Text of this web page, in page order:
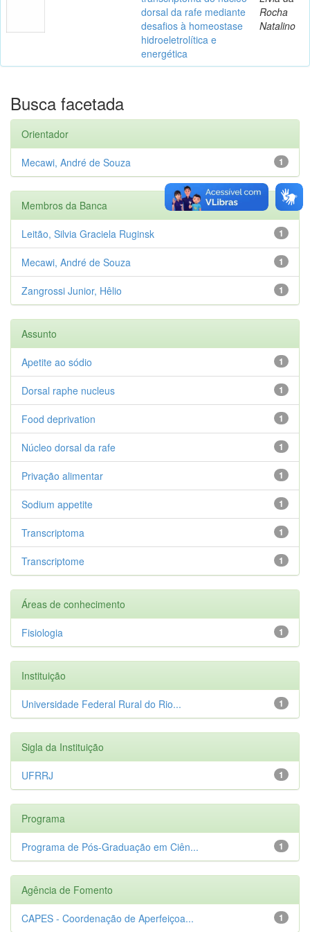
dorsal da rafe mediante
desafios à homeostase
hidroeletrolítica e
energética
Rocha
Natalino
Busca facetada
Orientador
1
Mecawi, André de Souza
Membros da Banca
1
Leitão, Silvia Graciela Ruginsk
1
Mecawi, André de Souza
1
Zangrossi Junior, Hêlio
Assunto
1
Apetite ao sódio
1
Dorsal raphe nucleus
1
Food deprivation
1
Núcleo dorsal da rafe
1
Privação alimentar
1
Sodium appetite
1
Transcriptoma
1
Transcriptome
Áreas de conhecimento
1
Fisiologia
Instituição
1
Universidade Federal Rural do Rio...
Sigla da Instituição
1
UFRRJ
Programa
1
Programa de Pós-Graduação em Ciên...
Agência de Fomento
1
CAPES - Coordenação de Aperfeiçoa...